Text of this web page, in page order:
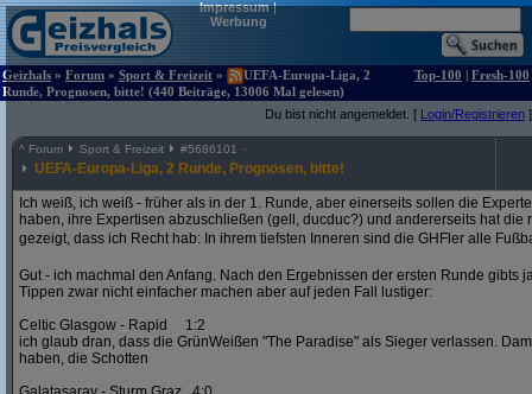
Impressum|
Werbung
Geizhals » Forum » Sport & Freizeit »
UEFA-Europa-Liga, 2
Runde, Prognosen, bitte! (440 Beiträge, 13006 Mal gelesen)
Top-100 | Fresh-100
Du bist nicht angemeldet. [ Login/Registrieren ]
^ Forum Sport & Freizeit #5686101
UEFA-Europa-Liga, 2 Runde, Prognosen, bitte!
Ich weiß, ich weiß - früher als in der 1. Runde, aber einerseits sollen die
haben, ihre Expertisen abzuschließen (gell, ducduc?) und andererseits hat die
gezeigt, dass ich Recht hab: In ihrem tiefsten Inneren sind die GHFler alle
Gut - ich machmal den Anfang. Nach den Ergebnissen der ersten Runde gibts
Tippen zwar nicht einfacher machen aber auf jeden Fall lustiger:
Celtic Glasgow - Rapid 1:2
ich glaub dran, dass die GrünWeißen "The Paradise" als Sieger verlassen.
haben, die Schotten